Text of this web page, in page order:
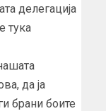
делегација
тука
да ја
брани боите